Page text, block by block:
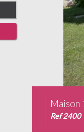
Maison
Ref 2400